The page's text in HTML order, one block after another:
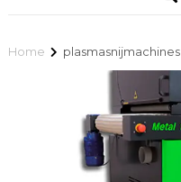
Home plasmasnijmachines